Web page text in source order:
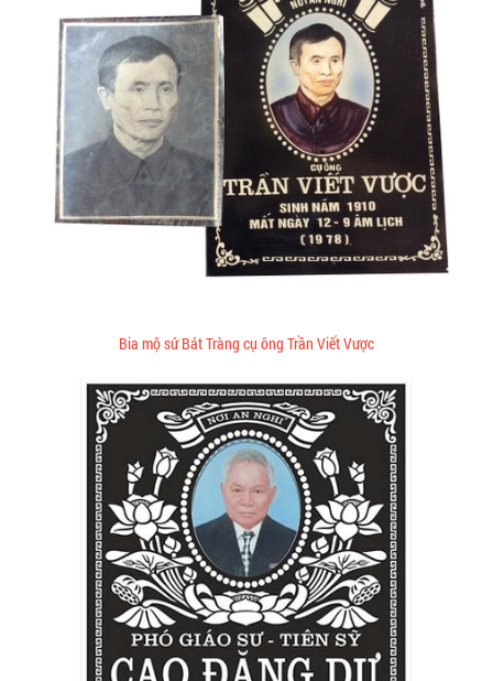
Bia mộ sứ Bát Tràng cụ ông Trần Viết Vược